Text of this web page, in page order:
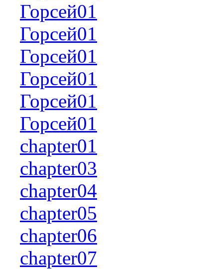
Горсей01
Горсей01
Горсей01
Горсей01
Горсей01
Горсей01
chapter01
chapter03
chapter04
chapter05
chapter06
chapter07